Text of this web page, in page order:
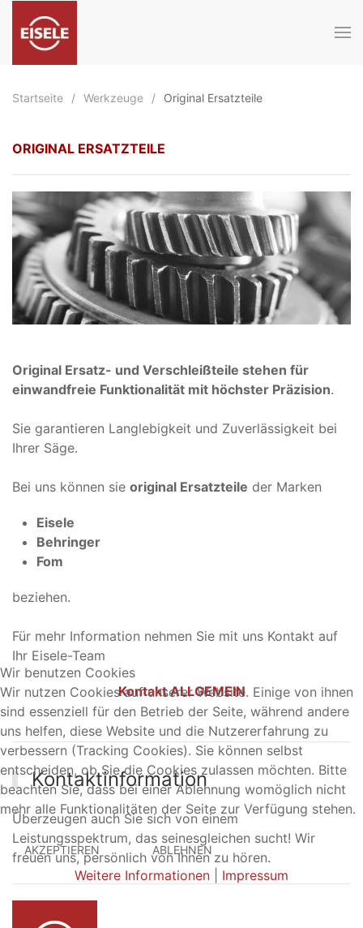
Zum Hauptinhalt springen
Startseite Werkzeuge Original Ersatzteile
ORIGINAL ERSATZTEILE
Original Ersatz- und Verschleißteile stehen für
einwandfreie Funktionalität mit höchster Präzision.
Sie garantieren Langlebigkeit und Zuverlässigkeit bei
Ihrer Säge.
Bei uns können sie original Ersatzteile der Marken
Eisele
Behringer
Fom
beziehen.
Für mehr Information nehmen Sie mit uns Kontakt auf
Ihr Eisele-Team
Kontakt ALLGEMEIN
Kontaktinformation
Überzeugen auch Sie sich von einem
Leistungsspektrum, das seinesgleichen sucht! Wir
freuen uns, persönlich von Ihnen zu hören.
Wir benutzen Cookies
Wir nutzen Cookies auf unserer Website. Einige von ihnen
sind essenziell für den Betrieb der Seite, während andere
uns helfen, diese Website und die Nutzererfahrung zu
verbessern (Tracking Cookies). Sie können selbst
entscheiden, ob Sie die Cookies zulassen möchten. Bitte
beachten Sie, dass bei einer Ablehnung womöglich nicht
mehr alle Funktionalitäten der Seite zur Verfügung stehen.
AKZEPTIEREN ABLEHNEN
Weitere Informationen Impressum